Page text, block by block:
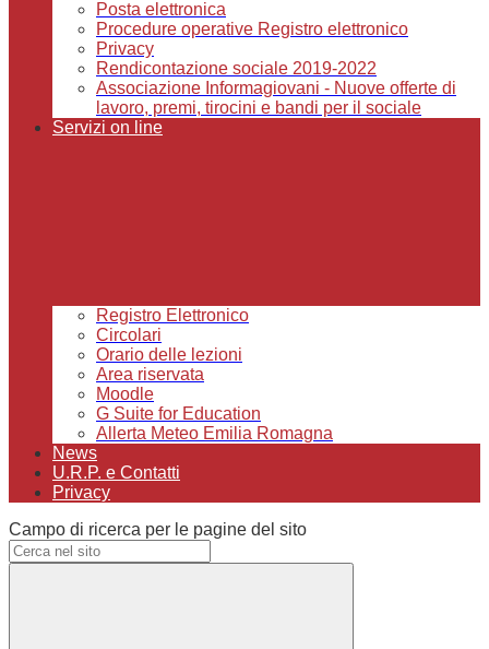
Posta elettronica
Procedure operative Registro elettronico
Privacy
Rendicontazione sociale 2019-2022
Associazione Informagiovani - Nuove offerte di
lavoro, premi, tirocini e bandi per il sociale
Servizi on line
Registro Elettronico
Circolari
Orario delle lezioni
Area riservata
Moodle
G Suite for Education
Allerta Meteo Emilia Romagna
News
U.R.P. e Contatti
Privacy
Campo di ricerca per le pagine del sito